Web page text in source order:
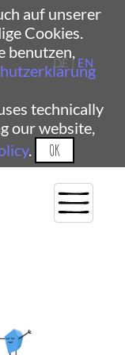
auf unserer
Cookies.
benutzen,
technically
our website,
. OK
DE | EN